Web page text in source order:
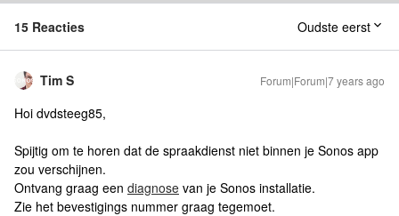
15 Reacties Oudste eerst
Tim S Forum|Forum|7 years ago
Hoi dvdsteeg85,
Spijtig om te horen dat de spraakdienst niet binnen je Sonos app
zou verschijnen.
Ontvang graag een diagnose van je Sonos installatie.
Zie het bevestigings nummer graag tegemoet.